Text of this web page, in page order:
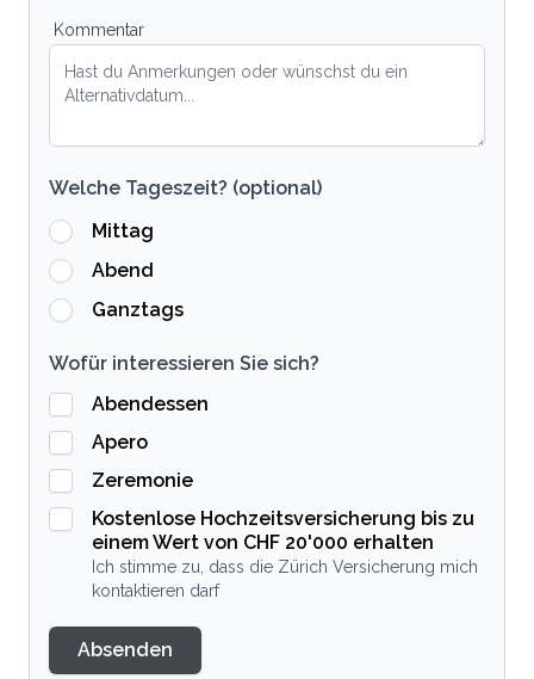
Kommentar
Welche Tageszeit? (optional)
Mittag
Abend
Ganztags
Wofür interessieren Sie sich?
Abendessen
Apero
Zeremonie
Kostenlose Hochzeitsversicherung bis zu
einem Wert von CHF 20'000 erhalten
Ich stimme zu, dass die Zürich Versicherung mich
kontaktieren darf
Absenden